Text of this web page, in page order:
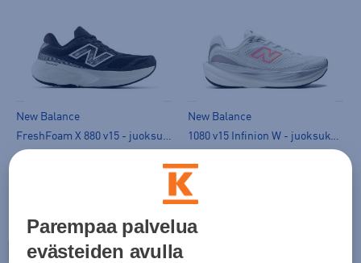
New Balance
FreshFoam X 880 v15 - juoksukengät
30pv alin hinta: 169€
New Balance
1080 v15 Infinion W - juoksukengät
179,00 €
Norm. hinta:
Parempaa palvelua
evästeiden avulla